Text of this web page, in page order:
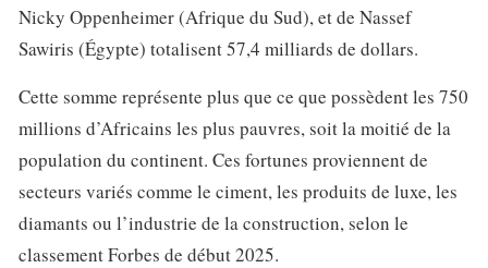
Nicky Oppenheimer (Afrique du Sud), et de Nassef
Sawiris (Égypte) totalisent 57,4 milliards de dollars.
Cette somme représente plus que ce que possèdent les 750
millions d’Africains les plus pauvres, soit la moitié de la
population du continent. Ces fortunes proviennent de
secteurs variés comme le ciment, les produits de luxe, les
diamants ou l’industrie de la construction, selon le
classement Forbes de début 2025.